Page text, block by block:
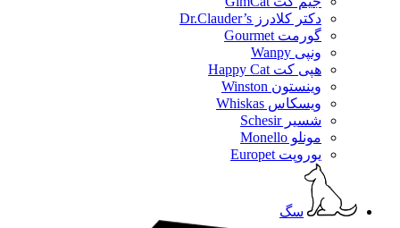
دکتر کلادرز Dr.Clauder’s
گورمت Gourmet
ونپی Wanpy
هپی کت Happy Cat
وینستون Winston
ویسکاس Whiskas
شسیر Schesir
مونلو Monello
یوروپت Europet
سگ